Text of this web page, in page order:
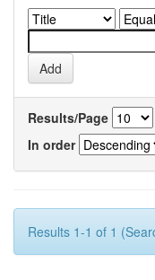
Results/Page
In order
Results 1-1 of 1